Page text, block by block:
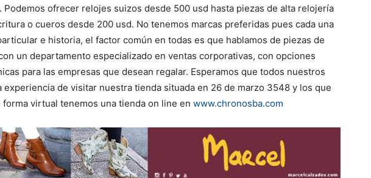
ofrecer relojes suizos desde 500 usd hasta piezas de alta relojería
o cueros desde 200 usd. No tenemos marcas preferidas pues cada una
e historia, el factor común en todas es que hablamos de piezas de
un departamento especializado en ventas corporativas, con opciones
para las empresas que desean regalar. Esperamos que todos nuestros
de visitar nuestra tienda situada en 26 de marzo 3548 y los que
virtual tenemos una tienda on line en www.chronosba.com